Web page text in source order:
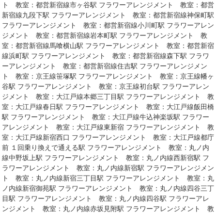
ト 教室：都営新宿線市ヶ谷駅 フラワーアレンジメント 教室：都営
新宿線九段下駅 フラワーアレンジメント 教室：都営新宿線神保町駅
フラワーアレンジメント 教室：都営新宿線小川町駅 フラワーアレン
ジメント 教室：都営新宿線岩本町駅 フラワーアレンジメント 教
室：都営新宿線馬喰横山駅 フラワーアレンジメント 教室：都営新宿
線浜町駅 フラワーアレンジメント 教室：都営新宿線森下駅 フラワ
ーアレンジメント 教室：都営新宿線住吉駅 フラワーアレンジメン
ト 教室：京王線笹塚駅 フラワーアレンジメント 教室：京王線幡ヶ
谷駅 フラワーアレンジメント 教室：京王線初台駅 フラワーアレン
ジメント 教室：大江戸線本郷三丁目駅 フラワーアレンジメント 教
室：大江戸線春日駅 フラワーアレンジメント 教室：大江戸線飯田橋
駅 フラワーアレンジメント 教室：大江戸線牛込神楽坂駅 フラワー
アレンジメント 教室：大江戸線東新宿 フラワーアレンジメント 教
室：大江戸線新宿西口 フラワーアレンジメント 教室：大江戸線都庁
前 １回乗り換えで通える駅 フラワーアレンジメント 教室：丸ノ内
線中野坂上駅 フラワーアレンジメント 教室：丸ノ内線西新宿駅 フ
ラワーアレンジメント 教室：丸ノ内線新宿駅 フラワーアレンジメン
ト 教室：丸ノ内線新宿三丁目駅 フラワーアレンジメント 教室：丸
ノ内線新宿御苑駅 フラワーアレンジメント 教室：丸ノ内線四谷三丁
目駅 フラワーアレンジメント 教室：丸ノ内線四谷駅 フラワーアレ
ンジメント 教室：丸ノ内線赤坂見附駅 フラワーアレンジメント 教